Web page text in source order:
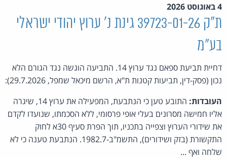
4 באוגוסט 2026
ת"ק 39723-01-26 גינת נ' ערוץ יהודי ישראלי
בע"מ
דחיית תביעת ספאם נגד ערוץ 14. התביעה הוגשה נגד הגורם הלא
נכון (פסק-דין, תביעות קטנות ת"א, הרשם מיכאל שמפל, 29.7.2026):
העובדות:
התובע טען כי הנתבעת, המפעילה את ערוץ 14, שיגרה
אליו חמישה מסרונים בעלי אופי פרסומי, ללא הסכמתו, שנועדו לקדם
את שידורי הערוץ וצפייה בתכניו, תוך הפרת סעיף 30א לחוק
התקשורת (בזק ושידורים), התשמ"ב-1982.7. הנתבעת טענה כי לא
שלחה ואף ...